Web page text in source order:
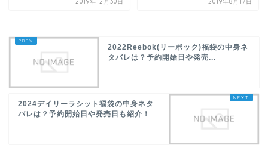
2022Reebok(リーボック)福袋の中身ネ
タバレは？予約開始日や発売...
2024デイリーラシット福袋の中身ネタ
バレは？予約開始日や発売日も紹介！